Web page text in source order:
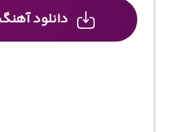
دانلود آهنگ